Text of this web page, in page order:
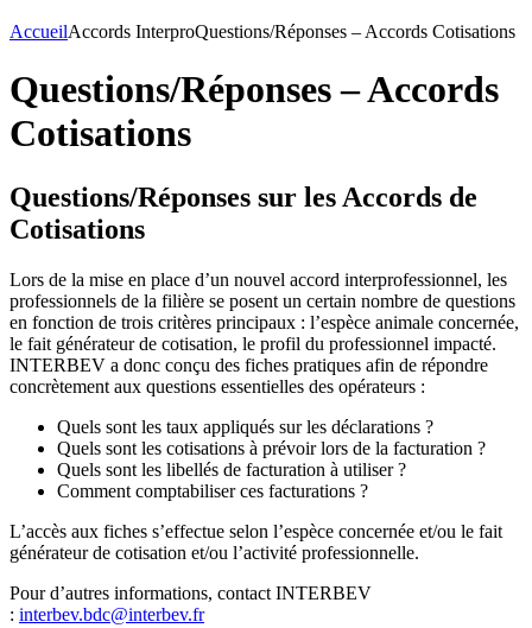
AccueilAccords InterproQuestions/Réponses – Accords Cotisations
Questions/Réponses – Accords
Cotisations
Questions/Réponses sur les Accords de
Cotisations
Lors de la mise en place d’un nouvel accord interprofessionnel, les
professionnels de la filière se posent un certain nombre de questions
en fonction de trois critères principaux : l’espèce animale concernée,
le fait générateur de cotisation, le profil du professionnel impacté.
INTERBEV a donc conçu des fiches pratiques afin de répondre
concrètement aux questions essentielles des opérateurs :
Quels sont les taux appliqués sur les déclarations ?
Quels sont les cotisations à prévoir lors de la facturation ?
Quels sont les libellés de facturation à utiliser ?
Comment comptabiliser ces facturations ?
L’accès aux fiches s’effectue selon l’espèce concernée et/ou le fait
générateur de cotisation et/ou l’activité professionnelle.
Pour d’autres informations, contact INTERBEV
: interbev.bdc@interbev.fr